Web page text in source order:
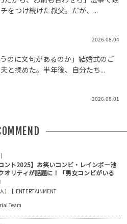
をつけ続けた叔父。だが、...
2026.08.04
うのに文句があるのか」結婚式のご
と揉めた。半年後、自分たち...
2026.08.01
ント2025】お笑いコンビ・レインボー池
オリティが話題に！「男女コンビがいる
）
ENTERTAINMENT
Team